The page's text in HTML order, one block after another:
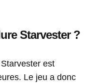
Starvester ?
est
Le jeu a donc